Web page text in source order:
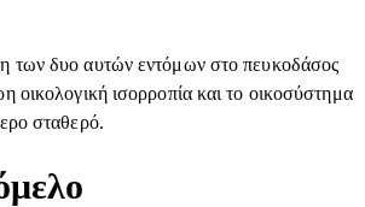
των δυο αυτών εντόμων στο πευκοδάσος
οικολογική ισορροπία και το οικοσύστημα
σταθερό.